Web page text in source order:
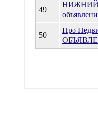
49
НИЖНИЙ
50
Про